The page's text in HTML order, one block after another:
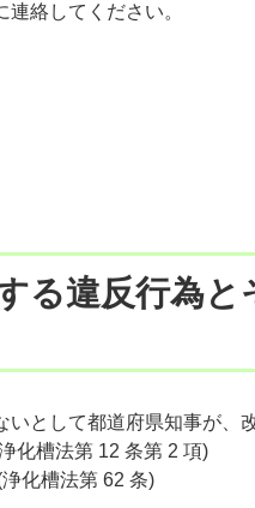
絡してください。
る違反行為と
として都道府県知事が、
化槽法第 12 条第 2 項)
化槽法第 62 条)